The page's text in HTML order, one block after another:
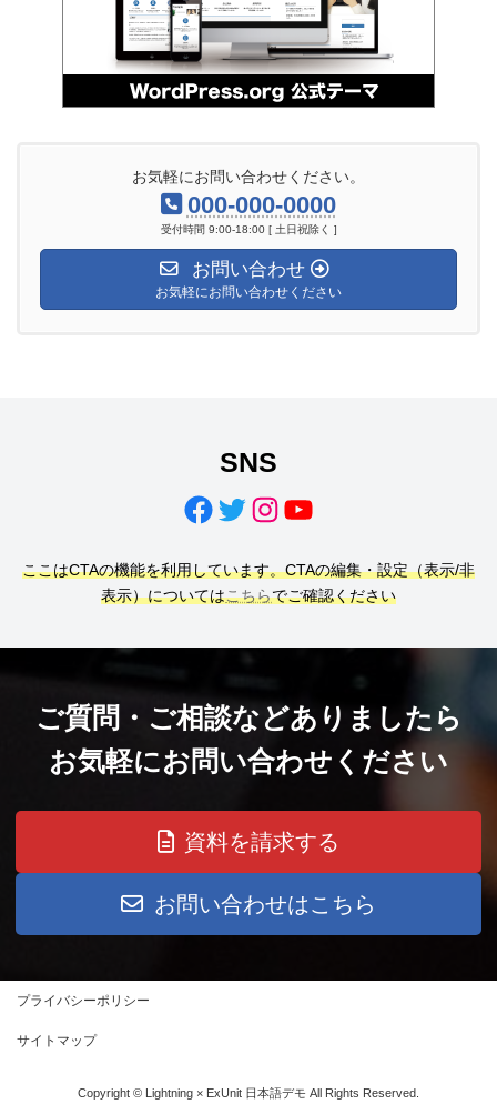
お気軽にお問い合わせください。
000-000-0000
受付時間 9:00-18:00 [ 土日祝除く ]
お問い合わせ
お気軽にお問い合わせください
SNS
Facebook
Twitter
Instagram
YouTube
ここはCTAの機能を利用しています。CTAの編集・設定（表示/非
表示）についてはこちらでご確認ください
ご質問・ご相談などありましたら
お気軽にお問い合わせください
資料を請求する
お問い合わせはこちら
プライバシーポリシー
サイトマップ
Copyright © Lightning × ExUnit 日本語デモ All Rights Reserved.